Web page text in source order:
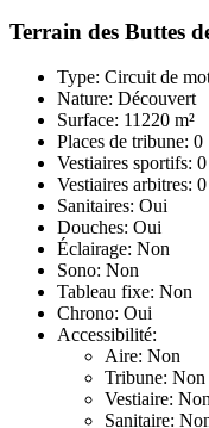
Terrain des Buttes
Type: Circuit de
Nature: Découvert
Surface: 11220 m²
Places de tribune: 0
Vestiaires sportifs: 0
Vestiaires arbitres: 0
Sanitaires: Oui
Douches: Oui
Éclairage: Non
Sono: Non
Tableau fixe: Non
Chrono: Oui
Accessibilité:
Aire: Non
Tribune: Non
Vestiaire:
Sanitaire: